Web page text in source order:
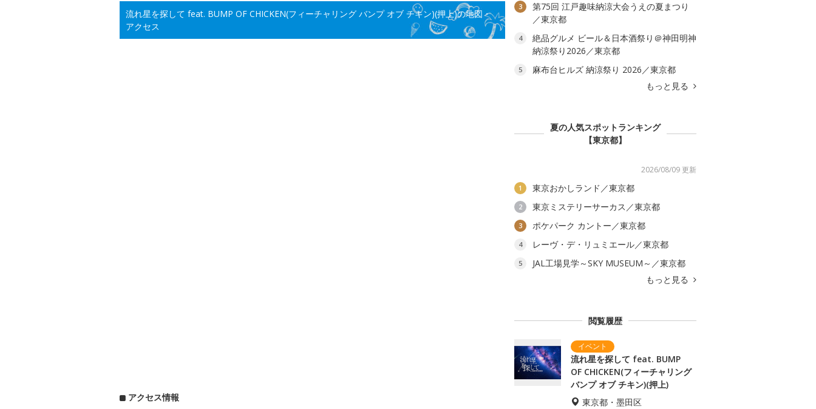
流れ星を探して feat. BUMP OF CHICKEN(フィーチャリング バンプ オブ チキン)(押上)の地図・
アクセス
アクセス情報
3
第75回 江戸趣味納涼大会うえの夏まつり
／東京都
4
絶品グルメ ビール＆日本酒祭り＠神田明神
納涼祭り2026／東京都
5
麻布台ヒルズ 納涼祭り 2026／東京都
もっと見る
夏の人気スポットランキング
【東京都】
2026/08/09 更新
1 東京おかしランド／東京都
2 東京ミステリーサーカス／東京都
3 ポケパーク カントー／東京都
4 レーヴ・デ・リュミエール／東京都
5
JAL工場見学～SKY MUSEUM～／東京都
もっと見る
閲覧履歴
流れ星を探して feat. BUMP
OF CHICKEN(フィーチャリング
バンプ オブ チキン)(押上)
東京都・墨田区